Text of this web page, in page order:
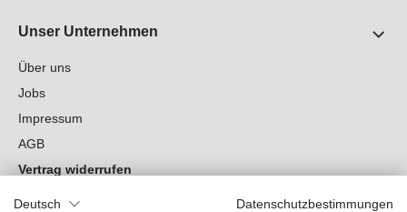
Unser Unternehmen
Über uns
Jobs
Impressum
AGB
Vertrag widerrufen
Deutsch
Datenschutzbestimmungen